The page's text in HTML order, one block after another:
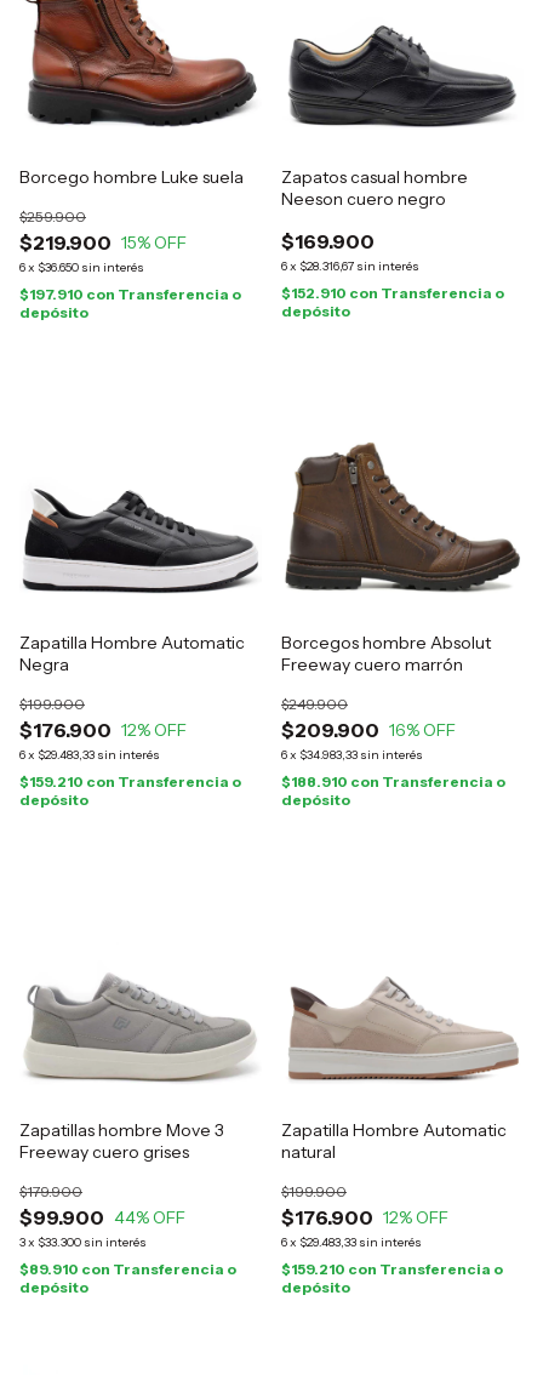
Borcego hombre Luke suela
$219.900
$259.900
15% OFF
6x $36.650 sin interés
$197.910 con Transferencia o
depósito
Zapatos casual hombre
Neeson cuero negro
$169.900
6x $28.316,67 sin interés
$152.910 con Transferencia o
depósito
Zapatilla Hombre Automatic
Negra
$176.900
$199.900
12% OFF
6x $29.483,33 sin interés
$159.210 con Transferencia o
depósito
Borcegos hombre Absolut
Freeway cuero marrón
$209.900
$249.900
16% OFF
6x $34.983,33 sin interés
$188.910 con Transferencia o
depósito
Zapatillas hombre Move 3
Freeway cuero grises
$99.900
$179.900
44% OFF
3x $33.300 sin interés
$89.910 con Transferencia o
depósito
Zapatilla Hombre Automatic
natural
$176.900
$199.900
12% OFF
6x $29.483,33 sin interés
$159.210 con Transferencia o
depósito